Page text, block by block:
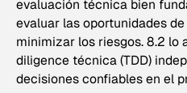
evaluación técnica bien
evaluar las oportunidades
minimizar los riesgos. 8.2 lo
diligence técnica (TDD)
decisiones confiables en el